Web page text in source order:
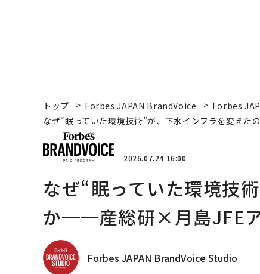
トップ Forbes JAPAN BrandVoice
Forbes
なぜ“眠っていた環境技術”が、下水インフラを変え
2026.07.24 16:00
なぜ“眠っていた環境技
か──産総研×月島JFE
Forbes JAPAN BrandVoice Studio